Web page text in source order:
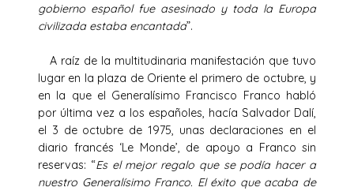
gobierno español fue asesinado y toda la Europa
civilizada estaba encantada”.
A raíz de la multitudinaria manifestación que tuvo
lugar en la plaza de Oriente el primero de octubre, y
en la que el Generalísimo Francisco Franco habló
por última vez a los españoles, hacía Salvador Dalí,
el 3 de octubre de 1975, unas declaraciones en el
diario francés ‘Le Monde’, de apoyo a Franco sin
reservas: “Es el mejor regalo que se podía hacer a
nuestro Generalísimo Franco. El éxito que acaba de